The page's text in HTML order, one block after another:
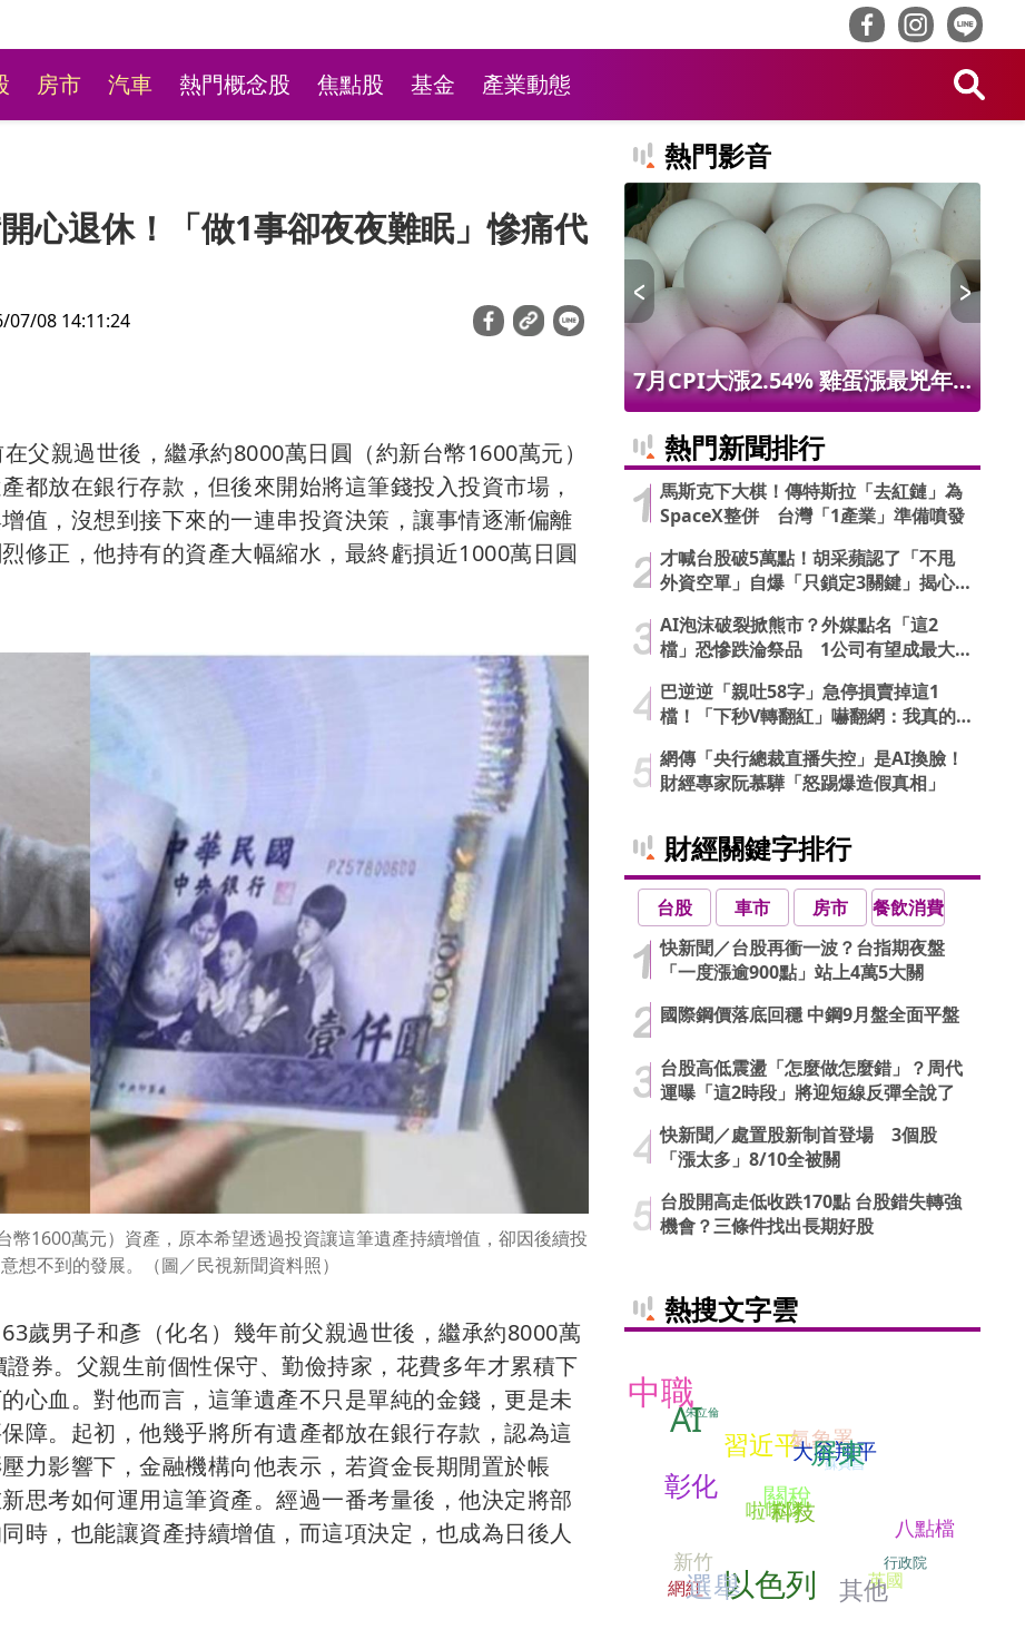
房市 汽車 熱門概念股 焦點股 基金 產業動態
心退休！「做1事卻夜夜難眠」慘痛代
07/08 14:11:24
父親過世後，繼承約8000萬日圓（約新台幣1600萬元）
都放在銀行存款，但後來開始將這筆錢投入投資市場，
值，沒想到接下來的一連串投資決策，讓事情逐漸偏離
修正，他持有的資產大幅縮水，最終虧損近1000萬日圓
幣1600萬元）資產，原本希望透過投資讓這筆遺產持續增值，卻因後續投
想不到的發展。（圖／民視新聞資料照）
歲男子和彥（化名）幾年前父親過世後，繼承約8000萬
券。父親生前個性保守、勤儉持家，花費多年才累積下
心血。對他而言，這筆遺產不只是單純的金錢，更是未
障。起初，他幾乎將所有遺產都放在銀行存款，認為這
力影響下，金融機構向他表示，若資金長期閒置於帳
思考如何運用這筆資產。經過一番考量後，他決定將部
時，也能讓資產持續增值，而這項決定，也成為日後人
熱門影音
幅
台股盤中狂跌近600點 國安基金
熱門新聞排行
馬斯克下大棋！傳特斯拉「去紅鏈」為
SpaceX整併 台灣「1產業」準備噴發
才喊台股破5萬點！胡采蘋認了「不甩
外資空單」自爆「只鎖定3關鍵」揭心
AI泡沫破裂掀熊市？外媒點名「這2
檔」恐慘跌淪祭品 1公司有望成最大
巴逆逆「親吐58字」急停損賣掉這1
檔！「下秒V轉翻紅」嚇翻網：我真的
網傳「央行總裁直播失控」是AI換臉！
財經專家阮慕驊「怒踢爆造假真相」
財經關鍵字排行
台股 車市 房市
餐飲消費
快新聞／台股再衝一波？台指期夜盤
「一度漲逾900點」站上4萬5大關
國際鋼價落底回穩 中鋼9月盤全面平盤
台股高低震盪「怎麼做怎麼錯」？周代
運曝「這2時段」將迎短線反彈全說了
快新聞／處置股新制首登場 3個股
「漲太多」8/10全被關
台股開高走低收跌170點 台股錯失轉強
機會？三條件找出長期好股
熱搜文字雲
彰化
英國
朱立倫
習近平
蘇貞昌
氣象署
以色列
新竹
關稅
網紅 其他
中職
行政院
選舉
大谷翔平
科技
啦啦隊
AI
屏東
八點檔